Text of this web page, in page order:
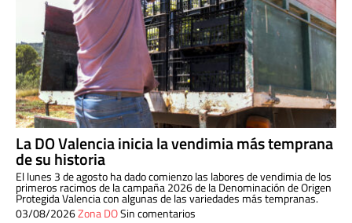
La DO Valencia inicia la vendimia más temprana
de su historia
El lunes 3 de agosto ha dado comienzo las labores de vendimia de los
primeros racimos de la campaña 2026 de la Denominación de Origen
Protegida Valencia con algunas de las variedades más tempranas.
03/08/2026Zona DOSin comentarios